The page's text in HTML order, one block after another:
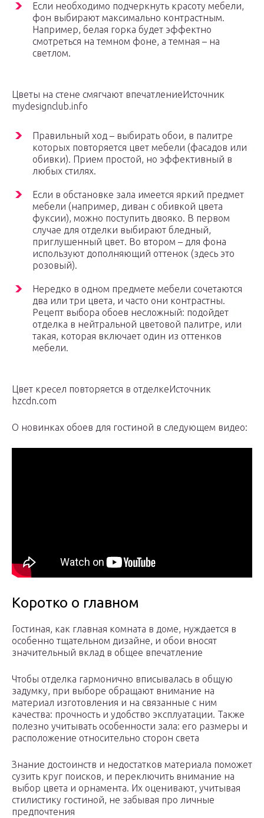
Если необходимо подчеркнуть красоту мебели,
фон выбирают максимально контрастным.
Например, белая горка будет эффектно
смотреться на темном фоне, а темная – на
светлом.
Цветы на стене смягчают впечатлениеИсточник
mydesignclub.info
Правильный ход – выбирать обои, в палитре
которых повторяется цвет мебели (фасадов или
обивки). Прием простой, но эффективный в
любых стилях.
Если в обстановке зала имеется яркий предмет
мебели (например, диван с обивкой цвета
фуксии), можно поступить двояко. В первом
случае для отделки выбирают бледный,
приглушенный цвет. Во втором – для фона
используют дополняющий оттенок (здесь это
розовый).
Нередко в одном предмете мебели сочетаются
два или три цвета, и часто они контрастны.
Рецепт выбора обоев несложный: подойдет
отделка в нейтральной цветовой палитре, или
такая, которая включает один из оттенков
мебели.
Цвет кресел повторяется в отделкеИсточник
hzcdn.com
О новинках обоев для гостиной в следующем видео:
Коротко о главном
Гостиная, как главная комната в доме, нуждается в
особенно тщательном дизайне, и обои вносят
значительный вклад в общее впечатление
Чтобы отделка гармонично вписывалась в общую
задумку, при выборе обращают внимание на
материал изготовления и на связанные с ним
качества: прочность и удобство эксплуатации. Также
полезно учитывать особенности зала: его размеры и
расположение относительно сторон света
Знание достоинств и недостатков материала поможет
сузить круг поисков, и переключить внимание на
выбор цвета и орнамента. Их оценивают, учитывая
стилистику гостиной, не забывая про личные
предпочтения